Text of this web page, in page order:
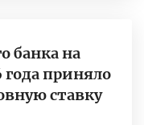
банка на
приняло
ставку